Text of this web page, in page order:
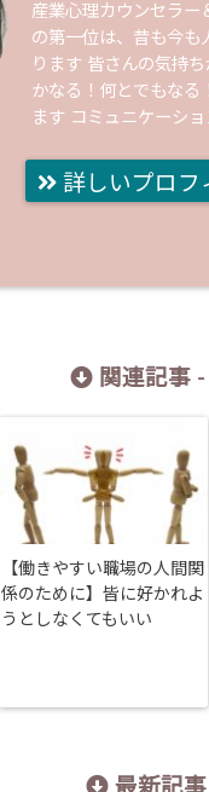
産業心理カウンセラ
の第一位は、昔も今も
ります 皆さんの気持
かなる！何とでもなる
ます コミュニケーシ
詳しいプロフ
関連記事 -
【働きやすい職場の人間関
係のために】皆に好かれよ
うとしなくてもいい